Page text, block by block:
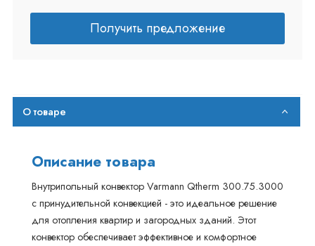
Получить предложение
О товаре
Описание товара
Внутрипольный конвектор Varmann Qtherm 300.75.3000
с принудительной конвекцией - это идеальное решение
для отопления квартир и загородных зданий. Этот
конвектор обеспечивает эффективное и комфортное